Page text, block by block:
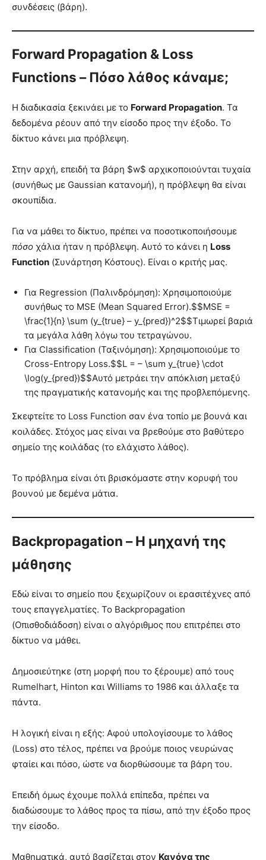
συνδέσεις (βάρη).
Forward Propagation & Loss
Functions – Πόσο λάθος κάναμε;
Η διαδικασία ξεκινάει με το Forward Propagation. Τα
δεδομένα ρέουν από την είσοδο προς την έξοδο. Το
δίκτυο κάνει μια πρόβλεψη.
Στην αρχή, επειδή τα βάρη $w$ αρχικοποιούνται τυχαία
(συνήθως με Gaussian κατανομή), η πρόβλεψη θα είναι
σκουπίδια.
Για να μάθει το δίκτυο, πρέπει να ποσοτικοποιήσουμε
πόσο χάλια ήταν η πρόβλεψη. Αυτό το κάνει η Loss
Function (Συνάρτηση Κόστους). Είναι ο κριτής μας.
Για Regression (Παλινδρόμηση): Χρησιμοποιούμε
συνήθως το MSE (Mean Squared Error).$$MSE =
\frac{1}{n} \sum (y_{true} – y_{pred})^2$$Τιμωρεί βαριά
τα μεγάλα λάθη λόγω του τετραγώνου.
Για Classification (Ταξινόμηση): Χρησιμοποιούμε το
Cross-Entropy Loss.$$L = – \sum y_{true} \cdot
\log(y_{pred})$$Αυτό μετράει την απόκλιση μεταξύ
της πραγματικής κατανομής και της προβλεπόμενης.
Σκεφτείτε το Loss Function σαν ένα τοπίο με βουνά και
κοιλάδες. Στόχος μας είναι να βρεθούμε στο βαθύτερο
σημείο της κοιλάδας (το ελάχιστο λάθος).
Το πρόβλημα είναι ότι βρισκόμαστε στην κορυφή του
βουνού με δεμένα μάτια.
Backpropagation – Η μηχανή της
μάθησης
Εδώ είναι το σημείο που ξεχωρίζουν οι ερασιτέχνες από
τους επαγγελματίες. Το Backpropagation
(Οπισθοδιάδοση) είναι ο αλγόριθμος που επιτρέπει στο
δίκτυο να μάθει.
Δημοσιεύτηκε (στη μορφή που το ξέρουμε) από τους
Rumelhart, Hinton και Williams το 1986 και άλλαξε τα
πάντα.
Η λογική είναι η εξής: Αφού υπολογίσουμε το λάθος
(Loss) στο τέλος, πρέπει να βρούμε ποιος νευρώνας
φταίει και πόσο, ώστε να διορθώσουμε τα βάρη του.
Επειδή όμως έχουμε πολλά επίπεδα, πρέπει να
διαδώσουμε το λάθος προς τα πίσω, από την έξοδο προς
την είσοδο.
Μαθηματικά, αυτό βασίζεται στον Κανόνα της